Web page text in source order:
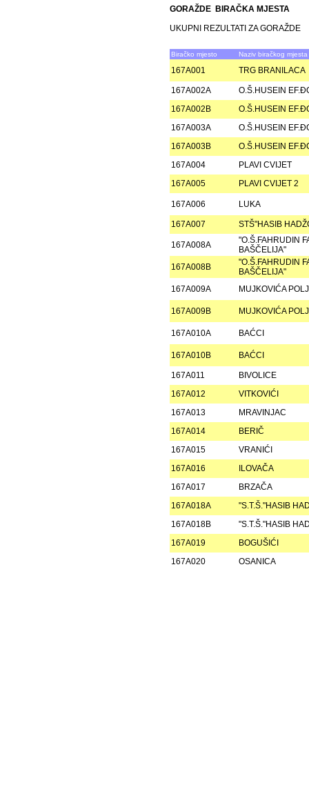
GORAŽDE BIRAČKA MJESTA
UKUPNI REZULTATI ZA GORAŽDE
Biračko mjesto Naziv biračkog mjesta
167A001 TRG BRANILACA
167A002A
O.Š.HUSEIN
167A002B
O.Š.HUSEIN
167A003A
O.Š.HUSEIN
167A003B
O.Š.HUSEIN
167A004
PLAVI CVIJET
167A005
PLAVI CVIJET 2
167A006 LUKA
167A007 STŠ"HASIB
167A008A
"O.Š.FAHRUDIN
BAŠČELIJA"
167A008B
"O.Š.FAHRUDIN
BAŠČELIJA"
167A009A
MUJKOVIĆA
167A009B MUJKOVIĆA
167A010A BAĆCI
167A010B BAĆCI
167A011
BIVOLICE
167A012
VITKOVIĆI
167A013
MRAVINJAC
167A014
BERIČ
167A015
VRANIĆI
167A016
ILOVAČA
167A017
BRZAČA
167A018A
"S.T.Š."HASIB
167A018B
"S.T.Š."HASIB
167A019
BOGUŠIĆI
167A020
OSANICA